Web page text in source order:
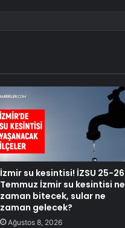
İzmir su kesintisi! İZSU 25-26
Temmuz İzmir su kesintisi ne
zaman bitecek, sular ne
zaman gelecek?
Ağustos 8, 2026